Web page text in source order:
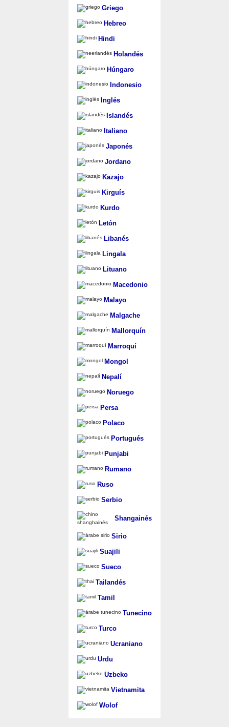
Griego
Hebreo
Hindi
Holandés
Húngaro
Indonesio
Inglés
Islandés
Italiano
Japonés
Jordano
Kazajo
Kirguís
Kurdo
Letón
Libanés
Lingala
Lituano
Macedonio
Malayo
Malgache
Mallorquín
Marroquí
Mongol
Nepalí
Noruego
Persa
Polaco
Portugués
Punjabi
Rumano
Ruso
Serbio
Shangainés
Sirio
Suajili
Sueco
Tailandés
Tamil
Tunecino
Turco
Ucraniano
Urdu
Uzbeko
Vietnamita
Wolof